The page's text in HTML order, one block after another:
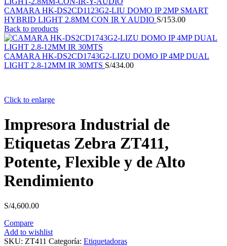
CAMARA HK-DS2CD1123G2-LIU DOMO IP 2MP SMART
HYBRID LIGHT 2.8MM CON IR Y AUDIO S/153.00
Back to products
CAMARA HK-DS2CD1743G2-LIZU DOMO IP 4MP DUAL
LIGHT 2.8-12MM IR 30MTS S/434.00
Click to enlarge
Impresora Industrial de
Etiquetas Zebra ZT411,
Potente, Flexible y de Alto
Rendimiento
S/4,600.00
Compare
Add to wishlist
SKU: ZT411 Categoría: Etiquetadoras